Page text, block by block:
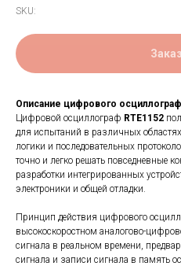
SKU:
Описание цифрового
Цифровой осциллограф RTE1152
для испытаний в различных
логики и последовательных
точно и легко решать повседневные
разработки интегрированных
электроники и общей отладки.
Принцип действия цифрового
высокоскоростном аналогово-
сигнала в реальном времени,
сигнала и записи сигнала в память